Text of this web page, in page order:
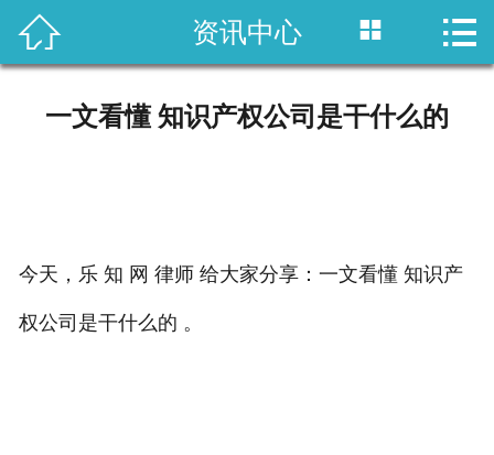
 首页
 资讯中心  
一文看懂 知识产权公司是干什么的
今天，乐 知 网 律师 给大家分享：一文看懂 知识产
权公司是干什么的 。